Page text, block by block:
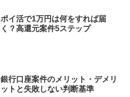
ポイ活で1万円は何をすれば届
く？高還元案件5ステップ
銀行口座案件のメリット・デメリ
ットと失敗しない判断基準